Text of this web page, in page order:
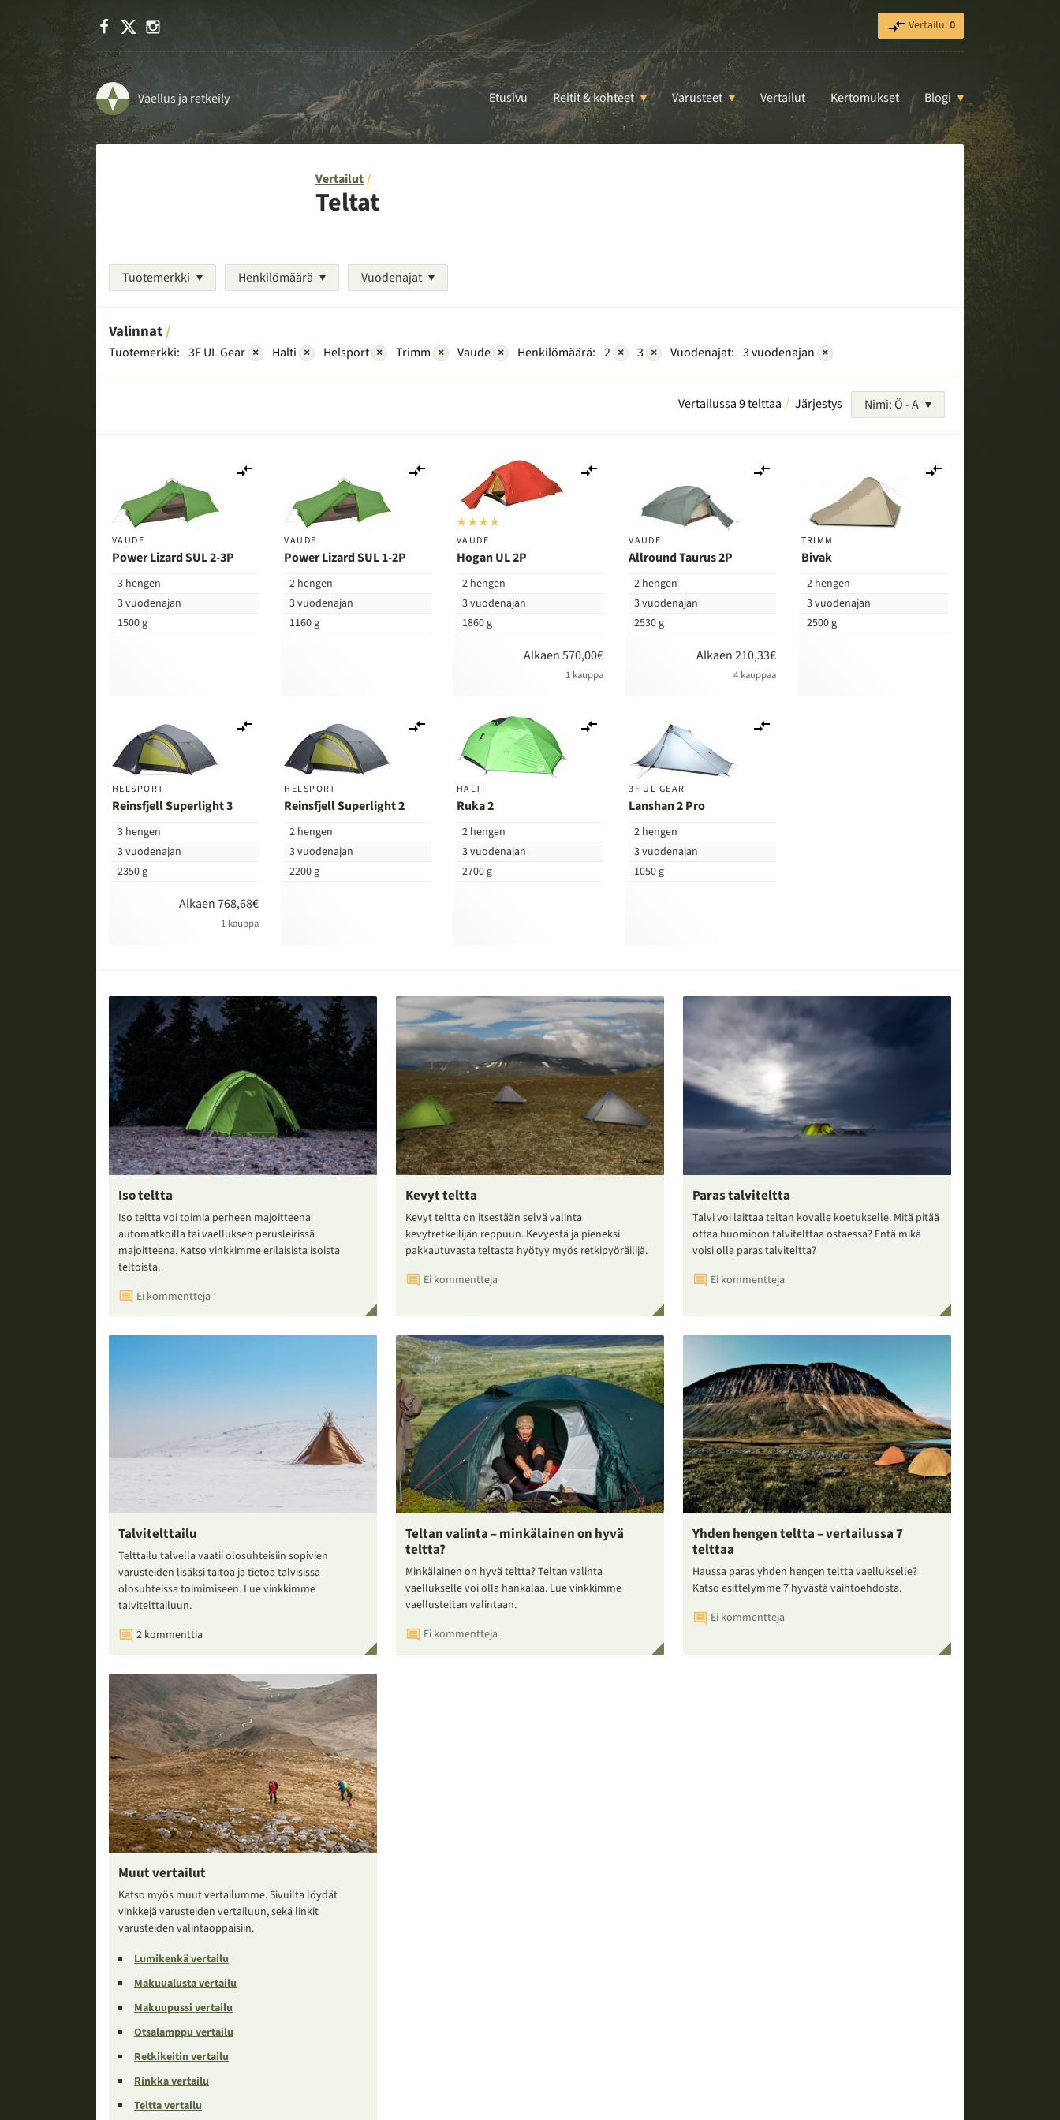
Facebook Vertailu:0
Vaellus ja retkeily Etusivu Reitit & kohteet Varusteet Vertailut Kertomukset Blogi
Vertailut
Teltat
Tuotemerkki Henkilömäärä Vuodenajat
Valinnat
Tuotemerkki: 3F UL Gear × Halti × Helsport × Trimm × Vaude × Henkilömäärä: 2 × 3 × Vuodenajat: 3 vuodenajan ×
Vertailussa 9 telttaa Järjestys Nimi: Ö - A
VAUDE
Power Lizard SUL 2-3P
3 hengen
3 vuodenajan
1500 g
VAUDE
Power Lizard SUL 1-2P
2 hengen
3 vuodenajan
1160 g
vertailuun
VAUDE
Hogan UL 2P
2 hengen
3 vuodenajan
1860 g
Alkaen 570,00€
1 kauppa
VAUDE
Allround Taurus 2P
2 hengen
3 vuodenajan
2530 g
Alkaen 210,33€
4 kauppaa
TRIMM
Bivak
2 hengen
3 vuodenajan
2500 g
HELSPORT
Reinsfjell Superlight 3
3 hengen
3 vuodenajan
2350 g
Alkaen 768,68€
1 kauppa
vertailuun
HELSPORT
Reinsfjell Superlight 2
2 hengen
3 vuodenajan
2200 g
vertailuun
HALTI
Ruka 2
2 hengen
3 vuodenajan
2700 g
3F UL GEAR
Lanshan 2 Pro
2 hengen
3 vuodenajan
1050 g
Iso teltta
Iso teltta voi toimia perheen majoitteena
automatkoilla tai vaelluksen perusleirissä
majoitteena. Katso vinkkimme erilaisista isoista
teltoista.
Ei kommentteja
Kevyt teltta
Kevyt teltta on itsestään selvä valinta
kevytretkeilijän reppuun. Kevyestä ja pieneksi
pakkautuvasta teltasta hyötyy myös retkipyöräilijä.
Ei kommentteja
Paras talviteltta
Talvi voi laittaa teltan kovalle koetukselle. Mitä pitää
ottaa huomioon talvitelttaa ostaessa? Entä mikä
voisi olla paras talviteltta?
Ei kommentteja
Talvitelttailu
Telttailu talvella vaatii olosuhteisiin sopivien
varusteiden lisäksi taitoa ja tietoa talvisissa
olosuhteissa toimimiseen. Lue vinkkimme
talvitelttailuun.
2 kommenttia
Teltan valinta – minkälainen on hyvä
teltta?
Minkälainen on hyvä teltta? Teltan valinta
vaellukselle voi olla hankalaa. Lue vinkkimme
vaellusteltan valintaan.
Ei kommentteja
Yhden hengen teltta – vertailussa 7
telttaa
Haussa paras yhden hengen teltta vaellukselle?
Katso esittelymme 7 hyvästä vaihtoehdosta.
Ei kommentteja
Muut vertailut
Katso myös muut vertailumme. Sivuilta löydät
vinkkejä varusteiden vertailuun, sekä linkit
varusteiden valintaoppaisiin.
Lumikenkä vertailu
Makuualusta vertailu
Makuupussi vertailu
Otsalamppu vertailu
Retkikeitin vertailu
Rinkka vertailu
Teltta vertailu